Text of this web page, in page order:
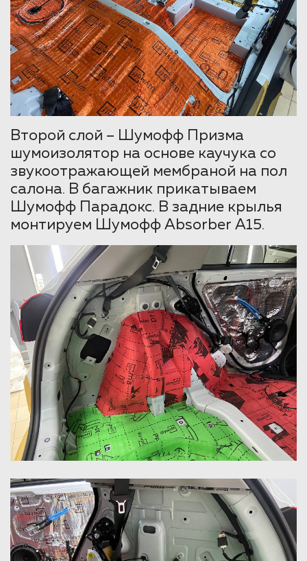
Второй слой – Шумофф Призма
шумоизолятор на основе каучука со
звукоотражающей мембраной на пол
салона. В багажник прикатываем
Шумофф Парадокс. В задние крылья
монтируем Шумофф Absorber А15.